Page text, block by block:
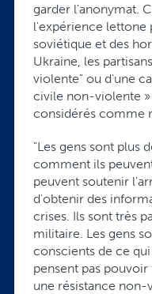
garder l'anonymat.
l'expérience lettone
soviétique et des
Ukraine, les
violente" ou d'une
civile non-violente
considérés comme
"Les gens sont plus
comment ils
peuvent soutenir
d'obtenir des
crises. Ils sont très
militaire. Les gens
conscients de ce qui
pensent pas
une résistance non-